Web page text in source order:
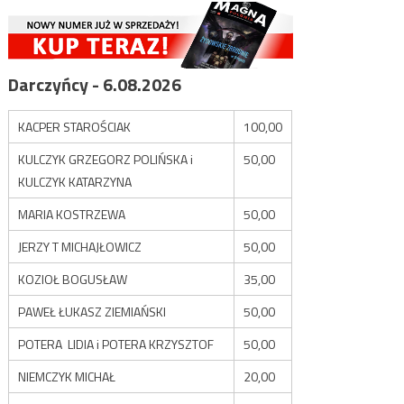
Darczyńcy - 6.08.2026
KACPER STAROŚCIAK
100,00
KULCZYK GRZEGORZ POLIŃSKA i
KULCZYK KATARZYNA
50,00
MARIA KOSTRZEWA
50,00
JERZY T MICHAJŁOWICZ
50,00
KOZIOŁ BOGUSŁAW
35,00
PAWEŁ ŁUKASZ ZIEMIAŃSKI
50,00
POTERA LIDIA i POTERA KRZYSZTOF
50,00
NIEMCZYK MICHAŁ
20,00